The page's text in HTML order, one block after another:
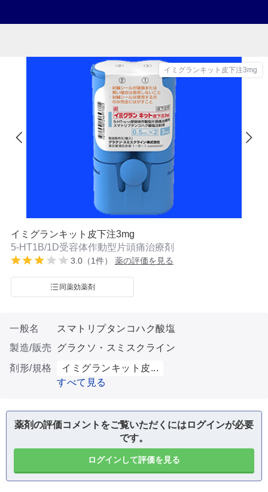
イミグランキット皮下注3mg
イミグランキット皮下注3mg
5-HT1B/1D受容体作動型片頭痛治療剤
3.0（1件） 薬の評価を見る
同薬効薬剤
一般名
スマトリプタンコハク酸塩
製造/販売
グラクソ・スミスクライン
剤形/規格
イミグランキット皮...
すべて見る
薬剤の評価コメントをご覧いただくにはログインが必要
です。
ログインして評価を見る